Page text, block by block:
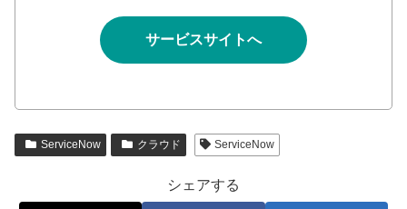
サービスサイトへ
ServiceNow クラウド ServiceNow
シェアする